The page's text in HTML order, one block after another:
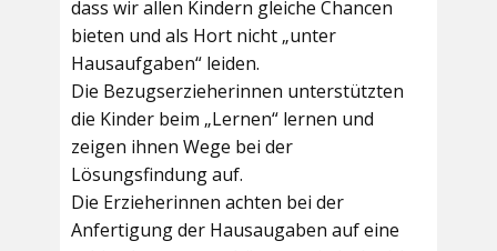
dass wir allen Kindern gleiche Chancen
bieten und als Hort nicht „unter
Hausaufgaben“ leiden.
Die Bezugserzieherinnen unterstützten
die Kinder beim „Lernen“ lernen und
zeigen ihnen Wege bei der
Lösungsfindung auf.
Die Erzieherinnen achten bei der
Anfertigung der Hausaugaben auf eine